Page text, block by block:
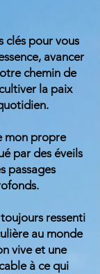
clés pour vous
avancer
chemin de
la paix
mon propre
par des éveils
passages
toujours ressenti
au monde
vive et une
à ce qui